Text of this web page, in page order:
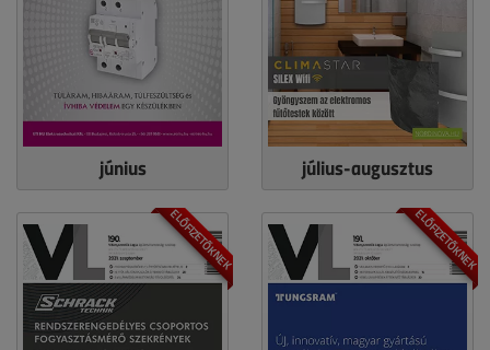
június július-augusztus
ELŐFIZETŐKNEK ELŐFIZETŐKNEK